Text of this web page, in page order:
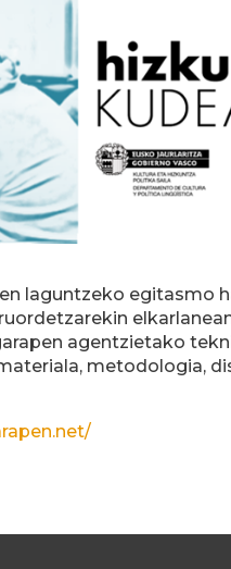
laguntzeko egitasmo
agentzietako
metodologia,